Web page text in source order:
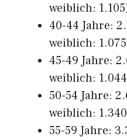
weiblich:
40-44 Jahre:
weiblich:
45-49 Jahre:
weiblich:
50-54 Jahre:
weiblich:
55-59 Jahre: